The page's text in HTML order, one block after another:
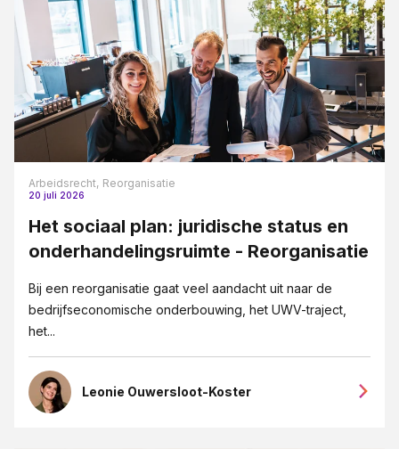
Arbeidsrecht, Reorganisatie
20 juli 2026
Het sociaal plan: juridische status en
onderhandelingsruimte - Reorganisatie
Bij een reorganisatie gaat veel aandacht uit naar de
bedrijfseconomische onderbouwing, het UWV-traject,
het...
Leonie Ouwersloot-Koster